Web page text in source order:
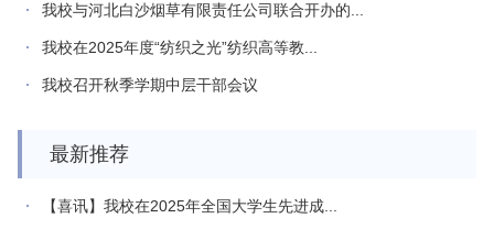
我校与河北白沙烟草有限责任公司联合开办的...
我校在2025年度“纺织之光”纺织高等教...
我校召开秋季学期中层干部会议
最新推荐
【喜讯】我校在2025年全国大学生先进成...